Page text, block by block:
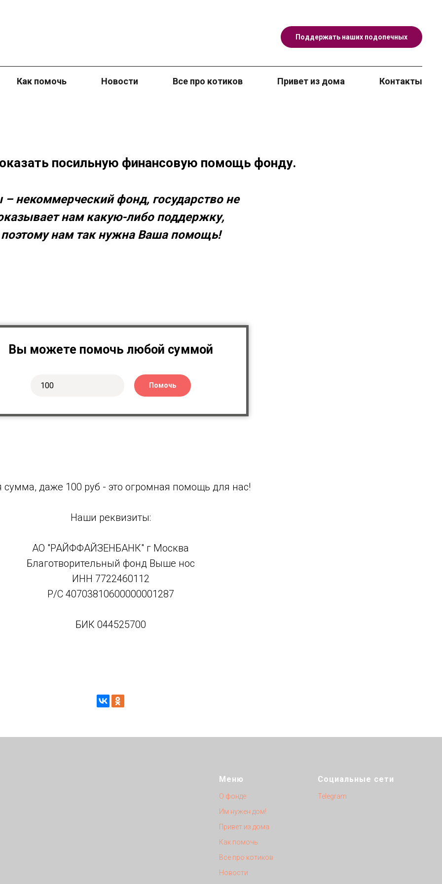
Поддержать наших подопечных
Как помочь Новости Все про котиков Привет из дома Контакты
посильную финансовую помощь фонду.
некоммерческий фонд, государство не
нам какую-либо поддержку,
поэтому нам так нужна Ваша помощь!
Вы можете помочь любой суммой
Помочь
даже 100 руб - это огромная помощь для нас!
Наши реквизиты:
АО "РАЙФФАЙЗЕНБАНК" г Москва
Благотворительный фонд Выше нос
ИНН 7722460112
Р/С 40703810600000001287
БИК 044525700
Меню
О фонде
Им нужен дом!
Привет из дома
Как помочь
Все про котиков
Новости
Социальные сети
Telegram